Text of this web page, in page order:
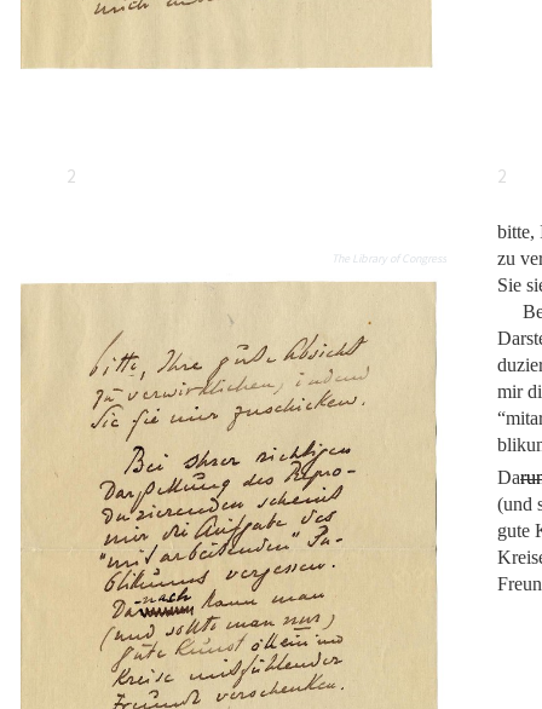
2 2
The Library of Congress
bitte,
zu
Sie
mir
Da
(und
gute